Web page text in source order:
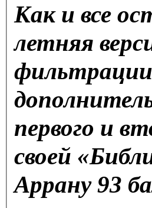
Как и все
летняя
первого и
своей
Аррану 93